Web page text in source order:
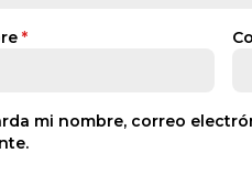
*
mi nombre, correo